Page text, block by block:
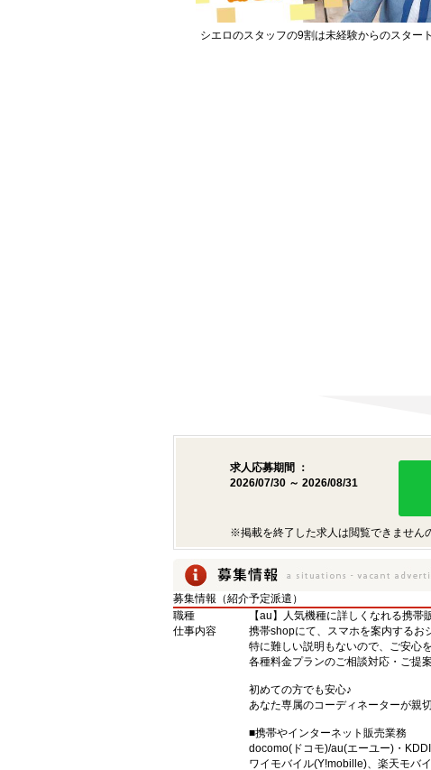
シエロのスタッフの9割は未経験からのスター
求人応募期間 ：
2026/07/30 ～ 2026/08/31
※掲載を終了した求人は閲覧できません
募集情報（紹介予定派遣）
職種
【au】人気機種に詳しくなれる携帯
仕事内容
携帯shopにて、スマホを案内するお
特に難しい説明もないので、ご安心
各種料金プランのご相談対応・ご提
初めての方でも安心♪
あなた専属のコーディネーターが親
■携帯やインターネット販売業務
docomo(ドコモ)/au(エーユー)・
ワイモバイル(Y!mobille)、楽天モバ